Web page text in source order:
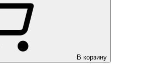
В корзину